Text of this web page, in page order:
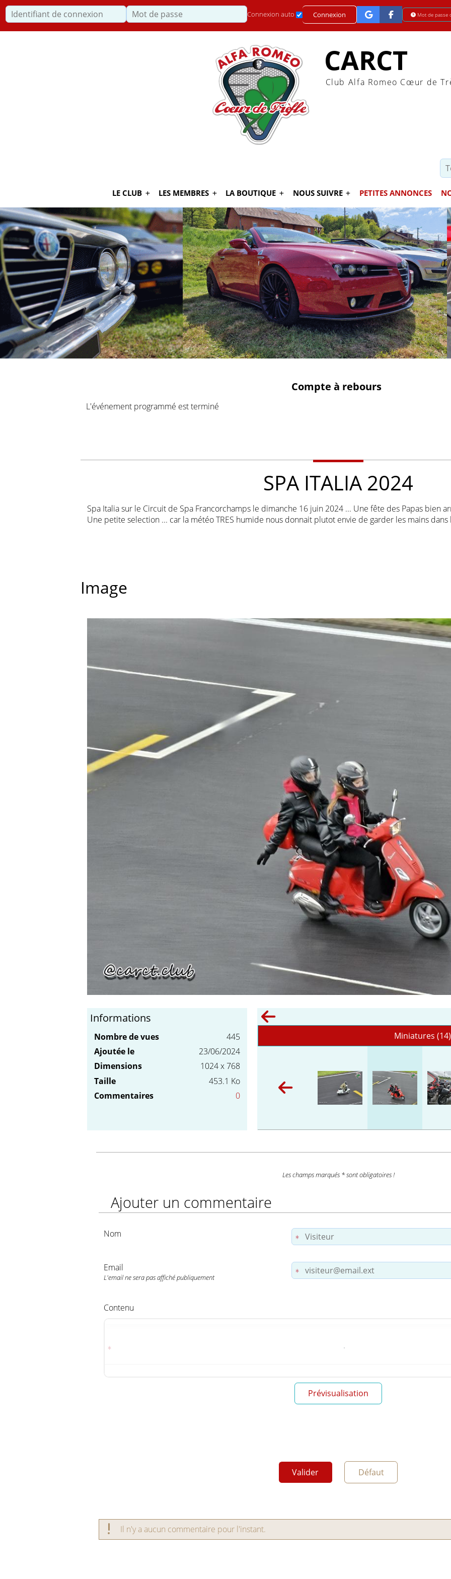
Identifiant de connexion Mot de passe
Connexion auto Connexion Mot de passe
CARCT
Club Alfa Romeo Cœur de
LE CLUB LES MEMBRES LA BOUTIQUE NOUS SUIVRE PETITES ANNONCES
Compte à rebours
L'événement programmé est terminé
SPA ITALIA 2024
Spa Italia sur le Circuit de Spa Francorchamps le dimanche 16 juin 2024 ... Une fête des Papas bien
Une petite selection ... car la météo TRES humide nous donnait plutot envie de garder les mains
Image
Informations
Nombre de vues
445
Ajoutée le
23/06/2024
Dimensions
1024 x 768
Taille
453.1 Ko
Commentaires
0
Miniatures (14)
Les champs marqués * sont obligatoires !
Ajouter un commentaire
Nom
Email
L'email ne sera pas affiché publiquement
Contenu
Prévisualisation
Valider Défaut
Il n'y a aucun commentaire pour l'instant.